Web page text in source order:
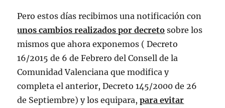
Pero estos días recibimos una notificación con
unos cambios realizados por decreto sobre los
mismos que ahora exponemos ( Decreto
16/2015 de 6 de Febrero del Consell de la
Comunidad Valenciana que modifica y
completa el anterior, Decreto 145/2000 de 26
de Septiembre) y los equipara,para evitar